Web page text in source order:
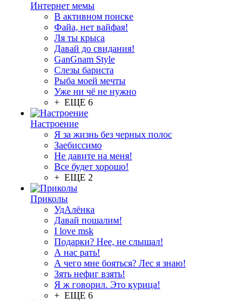
Интернет мемы
В активном поиске
Файа, нет вайфая!
Ля ты крыса
Давай до свидания!
GanGnam Style
Слезы бариста
Рыба моей мечты
Уже ни чё не нужно
+ ЕЩЕ 6
Настроение
Я за жизнь без черных полос
Заебиссимо
Не давите на меня!
Все будет хорошо!
+ ЕЩЕ 2
Приколы
УдАлёнка
Давай пошалим!
I love msk
Подарки? Нее, не слышал!
А нас рать!
А чего мне бояться? Лес я знаю!
Зять нефиг взять!
Я ж говорил. Это курица!
+ ЕЩЕ 6